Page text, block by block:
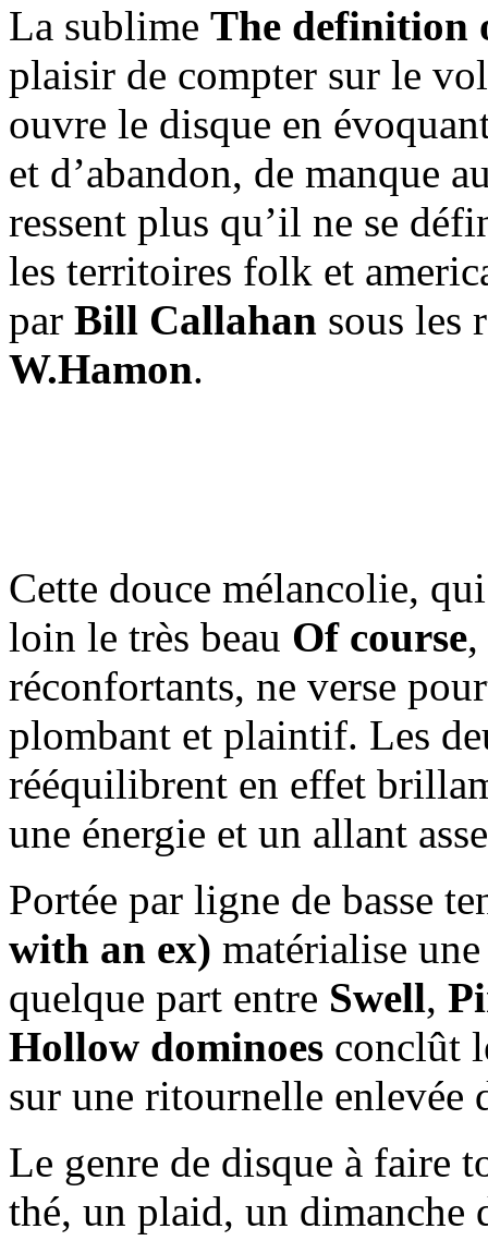
La sublime The definition
plaisir de compter sur le
ouvre le disque en
et d’abandon, de manque
ressent plus qu’il ne se
les territoires folk et
par Bill Callahan sous les
W.Hamon.
Cette douce mélancolie,
loin le très beau Of course
réconfortants, ne verse
plombant et plaintif. Les
rééquilibrent en effet
une énergie et un allant
Portée par ligne de basse
with an ex) matérialise
quelque part entre Swell,
Hollow dominoes conclût
sur une ritournelle enlevée
Le genre de disque à faire
thé, un plaid, un dimanche